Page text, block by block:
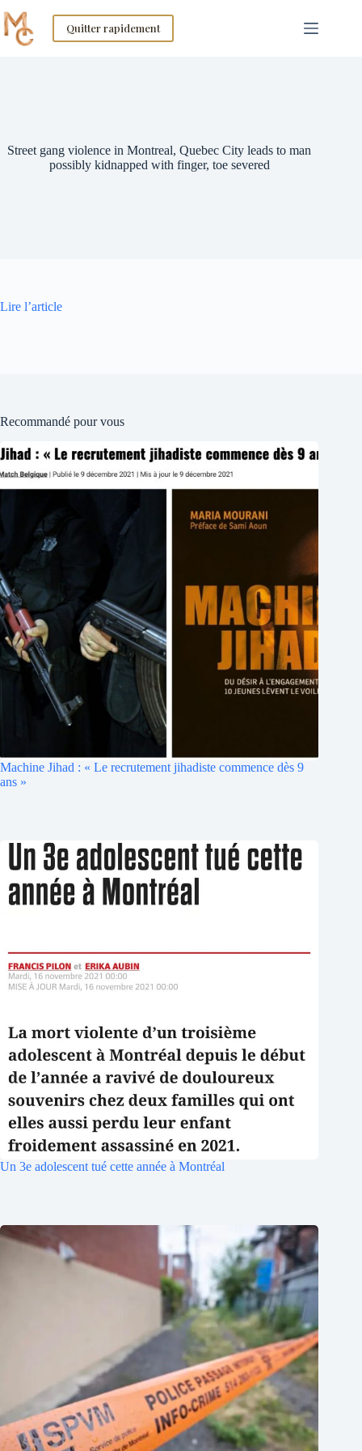
to
content
Quitter rapidement
Street gang violence in Montreal, Quebec City leads to man
possibly kidnapped with finger, toe severed
Lire l’article
Recommandé pour vous
Machine Jihad : « Le recrutement jihadiste commence dès 9
ans »
Un 3e adolescent tué cette année à Montréal